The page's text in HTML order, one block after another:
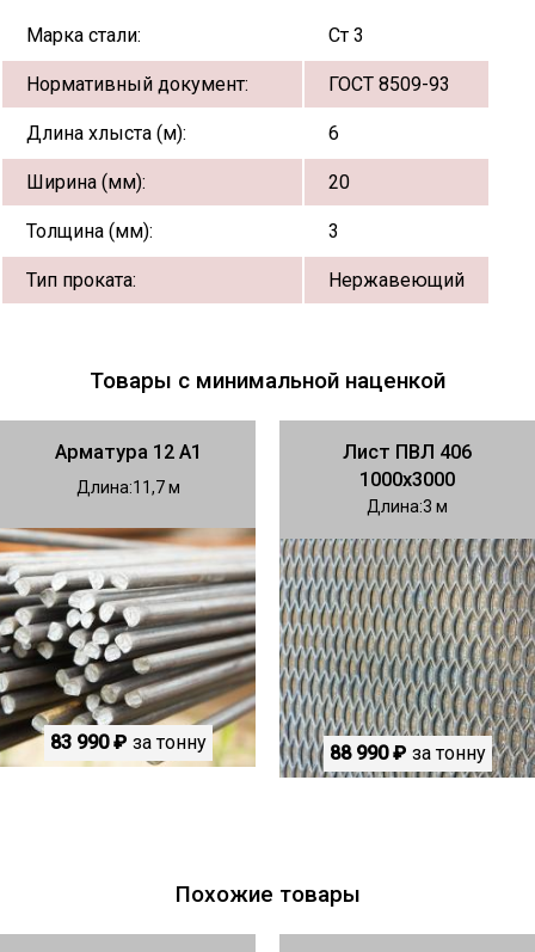
Марка стали: Ст 3
Нормативный документ: ГОСТ 8509-93
Длина хлыста (м): 6
Ширина (мм): 20
Толщина (мм): 3
Тип проката: Нержавеющий
Товары с минимальной наценкой
Арматура 12 А1
Длина 11,7
83 990 ₽ за тонну
Лист ПВЛ 406
1000х3000
Длина 3
88 990 ₽ за тонну
Похожие товары